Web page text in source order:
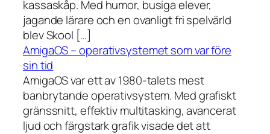
kassaskåp. Med humor, busiga elever,
jagande lärare och en ovanligt fri spelvärld
blev Skool […]
AmigaOS – operativsystemet som var före
sin tid
AmigaOS var ett av 1980-talets mest
banbrytande operativsystem. Med grafiskt
gränssnitt, effektiv multitasking, avancerat
ljud och färgstark grafik visade det att